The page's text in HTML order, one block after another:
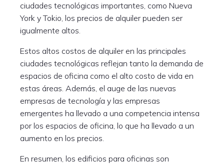
ciudades tecnológicas importantes, como Nueva
York y Tokio, los precios de alquiler pueden ser
igualmente altos.
Estos altos costos de alquiler en las principales
ciudades tecnológicas reflejan tanto la demanda de
espacios de oficina como el alto costo de vida en
estas áreas. Además, el auge de las nuevas
empresas de tecnología y las empresas
emergentes ha llevado a una competencia intensa
por los espacios de oficina, lo que ha llevado a un
aumento en los precios.
En resumen, los edificios para oficinas son